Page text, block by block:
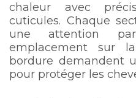
chaleur avec
cuticules. Chaque
une attention
emplacement sur
bordure demandent
pour protéger les